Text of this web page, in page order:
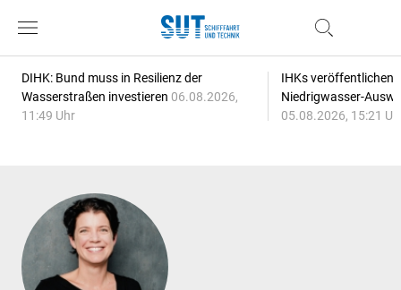
DIHK: Bund muss in Resilienz der
Wasserstraßen investieren 06.08.2026,
11:49 Uhr
IHKs veröffentlichen
Niedrigwasser-
05.08.2026, 15:21